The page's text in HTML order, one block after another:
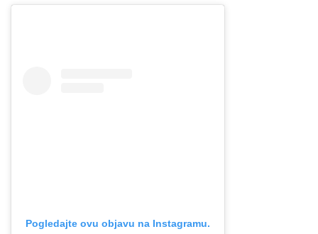
Pogledajte ovu objavu na Instagramu.